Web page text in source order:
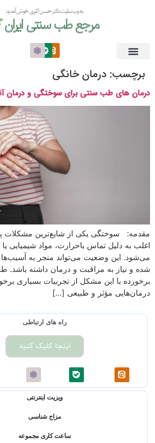
به وب سایت دکتر حسن اکبری خوش آمدید
مرجع طب سنتی ایران
برچسب: درمان خانگی
درمان های طب سنتی برای سوختگی و درمان
مقدمه: سوختگی یکی از شایع‌ترین مشکلات
اغلب به دلیل تماس باحرارت، مواد شیمیایی
می‌شود. این وضعیت می‌تواند منجر به
شده و نیاز به مراقبت و درمان داشته باشد.
برخورده با این مشکل از تجربیات بسیاری
درمان‌هایی مؤثر و طبیعی […]
راه های ارتباطی
اینجا کلیک کنید
ویزیت اینترنتی
مزاج شناسی
ساعت کاری مجموعه